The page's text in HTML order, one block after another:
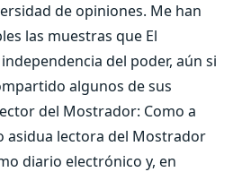
de opiniones. Me han
las muestras que El
del poder, aún si
algunos de sus
del Mostrador: Como a
asidua lectora del Mostrador
diario electrónico y, en